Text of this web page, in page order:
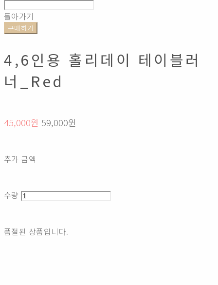
돌아가기
구매하기
4,6인용 홀리데이 테이블러
너_Red
45,000원 59,000원
추가 금액
수량
품절된 상품입니다.